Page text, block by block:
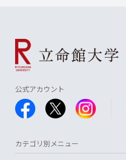
公式アカウント
カテゴリ別メニュー